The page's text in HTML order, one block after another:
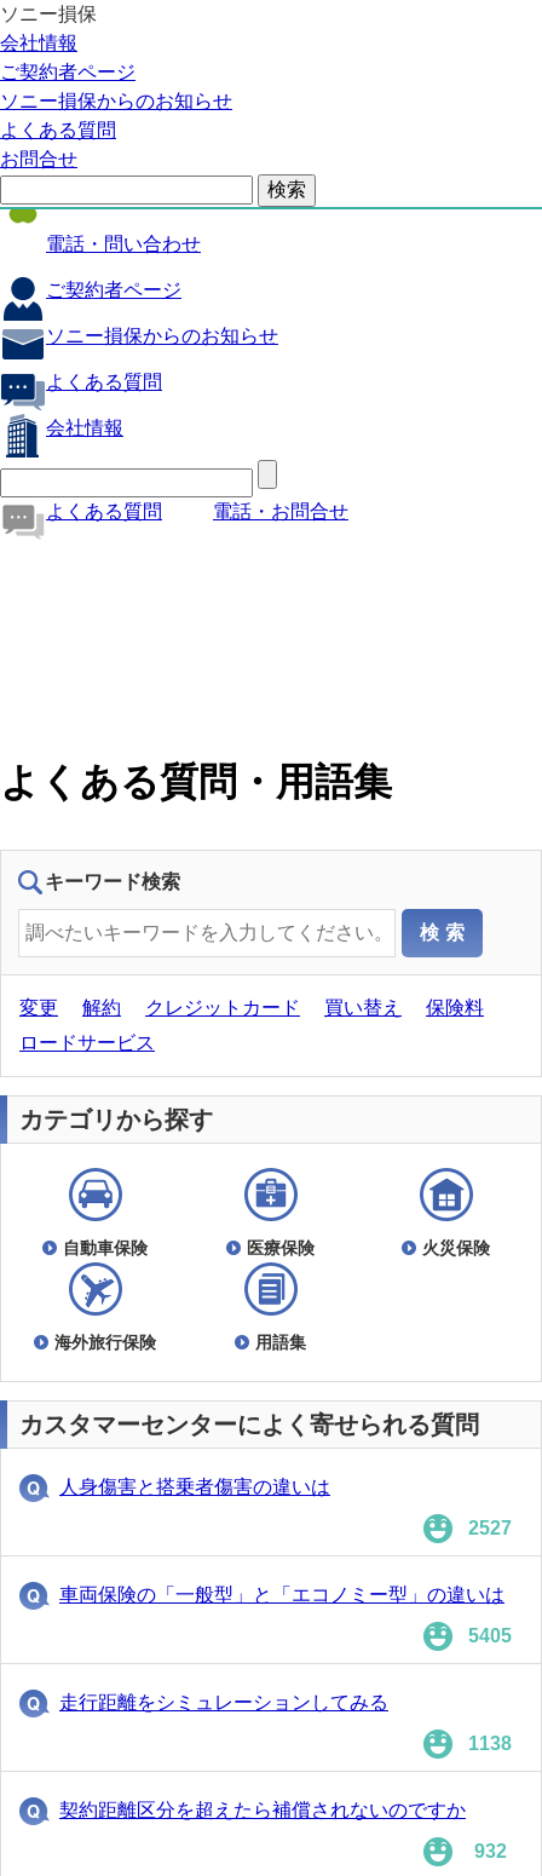
ソニー損保
会社情報
ご契約者ページ
ソニー損保からのお知らせ
よくある質問
お問合せ
自動車保険
医療保険
火災保険
海外旅行保険
電話・問い合わせ
ご契約者ページ
ソニー損保からのお知らせ
よくある質問
会社情報
よくある質問 電話・お問合せ
よくある質問・用語集
キーワード検索
変更 解約 クレジットカード 買い替え
保険料
ロードサービス
カテゴリから探す
自動車保険 医療保険 火災保険
海外旅行保険 用語集
カスタマーセンターによく寄せられる質問
人身傷害と搭乗者傷害の違いは
2527
車両保険の「一般型」と「エコノミー型」の違いは
5405
走行距離をシミュレーションしてみる
1138
契約距離区分を超えたら補償されないのですか
932